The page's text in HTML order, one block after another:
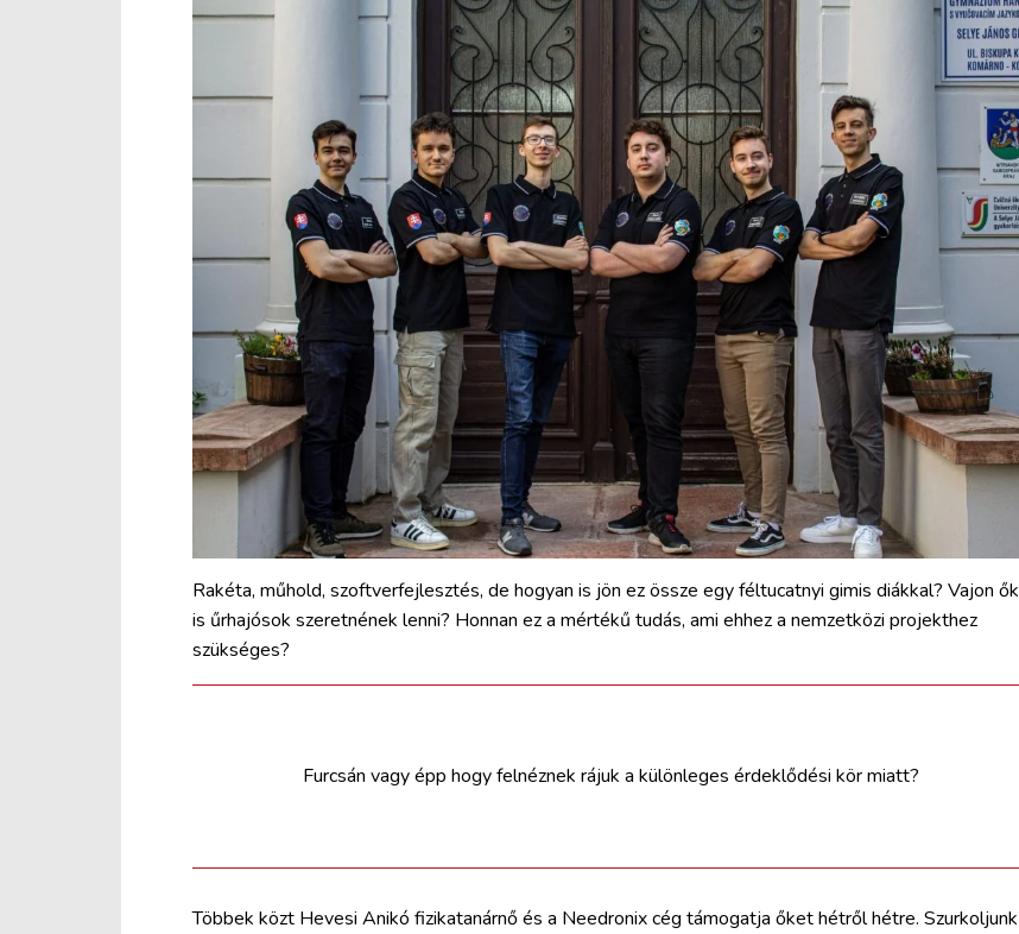
Rakéta, műhold, szoftverfejlesztés, de hogyan is jön ez össze egy féltucatnyi gimis diákkal? Vajon ők
is űrhajósok szeretnének lenni? Honnan ez a mértékű tudás, ami ehhez a nemzetközi projekthez
szükséges?
Furcsán vagy épp hogy felnéznek rájuk a különleges érdeklődési kör miatt?
Többek közt Hevesi Anikó fizikatanárnő és a Needronix cég támogatja őket hétről hétre. Szurkoljunk